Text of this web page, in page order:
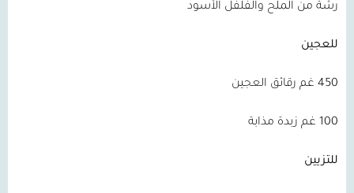
رشة من الملح والفلفل الأسود
للعجين
450 غم رقائق العجين
100 غم زبدة مذابة
للتزيين